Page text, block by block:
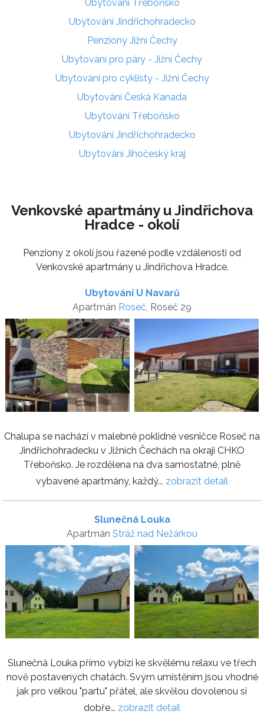
Ubytování Třeboňsko
Ubytování Jindřichohradecko
Penziony Jižní Čechy
Ubytování pro páry - Jižní Čechy
Ubytování pro cyklisty - Jižní Čechy
Ubytování Česká Kanada
Ubytování Třeboňsko
Ubytování Jindřichohradecko
Ubytování Jihočeský kraj
Venkovské apartmány u Jindřichova
Hradce - okolí
Penziony z okolí jsou řazené podle vzdálenosti od
Venkovské apartmány u Jindřichova Hradce.
Ubytování U Navarů
Apartmán Roseč , Roseč 29
Chalupa se nachází v malebné poklidné vesničce Roseč na
Jindřichohradecku v Jižních Čechách na okraji CHKO
Třeboňsko. Je rozdělena na dva samostatné, plně
vybavené apartmány, každý... zobrazit detail
Slunečná Louka
Apartmán Stráž nad Nežárkou
Slunečná Louka přímo vybízí ke skvělému relaxu ve třech
nově postavených chatách. Svým umístěním jsou vhodné
jak pro velkou "partu" přátel, ale skvělou dovolenou si
dobře... zobrazit detail